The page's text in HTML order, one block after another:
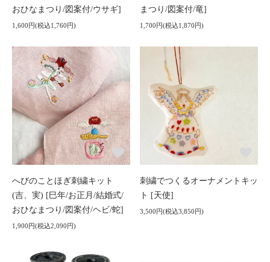
おひなまつり/図案付/ウサギ]
1,600円(税込1,760円)
まつり/図案付/竜]
1,700円(税込1,870円)
へびのことほぎ刺繍キット
(吉、実) [巳年/お正月/結婚式/
おひなまつり/図案付/ヘビ/蛇]
1,900円(税込2,090円)
刺繍でつくるオーナメントキッ
ト [天使]
3,500円(税込3,850円)